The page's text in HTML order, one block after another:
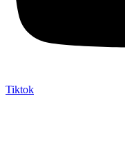
Tiktok